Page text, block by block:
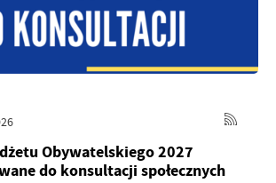
Obywatelskiego 2027
do konsultacji społecznych